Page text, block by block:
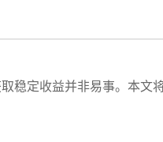
稳定收益并非易事。本文